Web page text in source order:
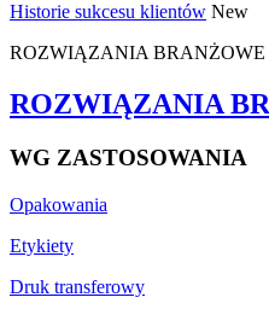
Historie sukcesu klientów New
ROZWIĄZANIA BRANŻOWE
ROZWIĄZANIA
WG ZASTOSOWANIA
Opakowania
Etykiety
Druk transferowy